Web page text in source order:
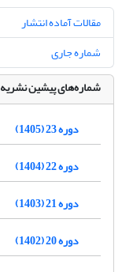
مقالات آماده انتشار
شماره جاری
شماره‌های پیشین نشریه
دوره 23 (1405)
دوره 22 (1404)
دوره 21 (1403)
دوره 20 (1402)